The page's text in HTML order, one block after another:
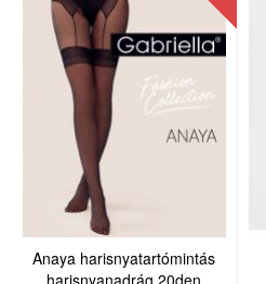
Anaya harisnyatartómintás
harisnyanadrág 20den